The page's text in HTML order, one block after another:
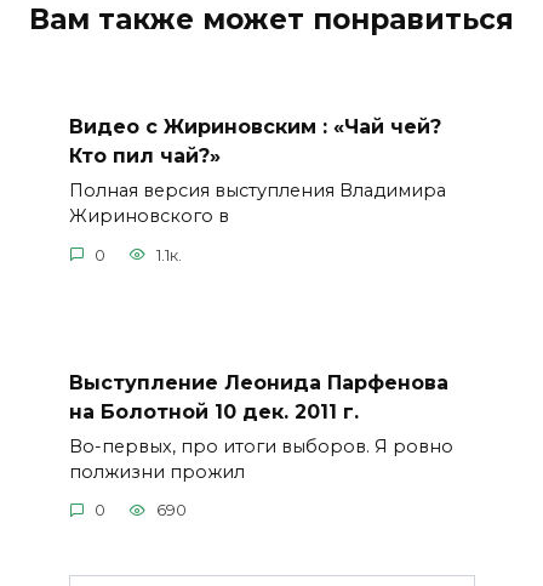
Вам также может понравиться
Видео с Жириновским : «Чай чей?
Кто пил чай?»
Полная версия выступления Владимира
Жириновского в
0 1.1к.
Выступление Леонида Парфенова
на Болотной 10 дек. 2011 г.
Во-первых, про итоги выборов. Я ровно
полжизни прожил
0 690